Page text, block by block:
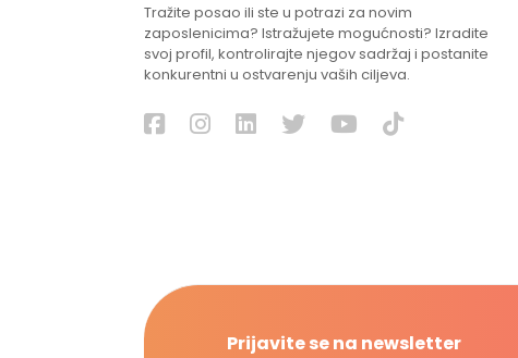
Tražite posao ili ste u potrazi za novim
zaposlenicima? Istražujete mogućnosti? Izradite
svoj profil, kontrolirajte njegov sadržaj i postanite
konkurentni u ostvarenju vaših ciljeva.
Prijavite se na newsletter